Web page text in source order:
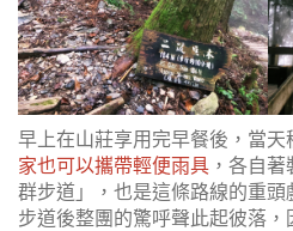
早上在山莊享用完早餐後，當天
家也可以攜帶輕便雨具 ，各自
群步道」，也是這條路線的重頭
步道後整團的驚呼聲此起彼落